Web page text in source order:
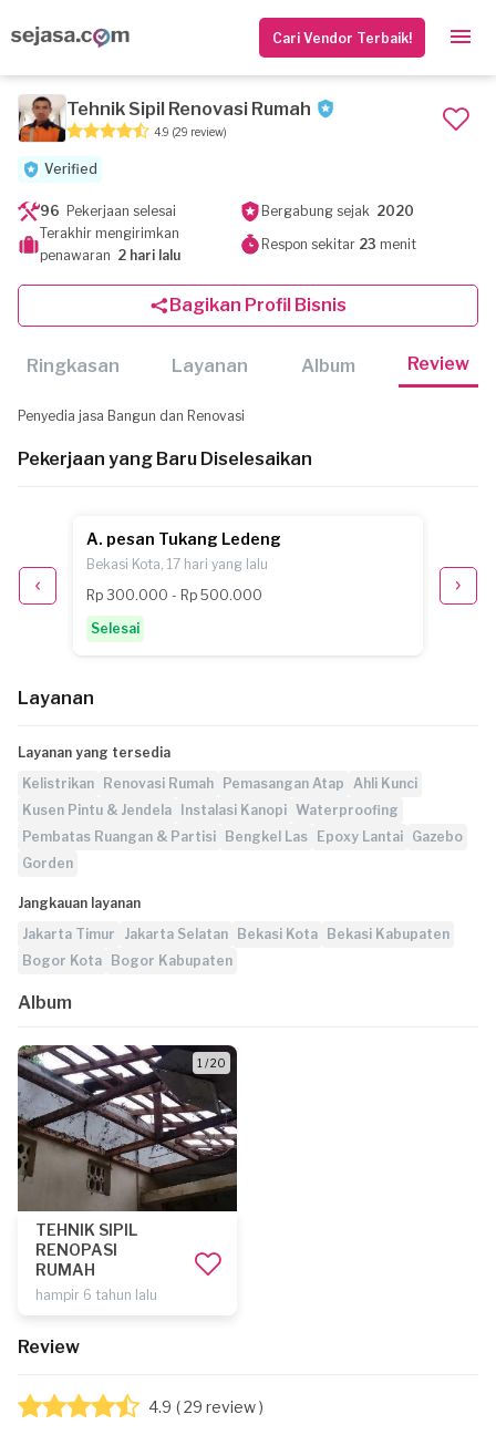
Cari Vendor Terbaik!
Tehnik Sipil Renovasi Rumah
4.9 (29 review)
Verified
96 Pekerjaan selesai Bergabung sejak 2020
Terakhir mengirimkan
penawaran 2 hari lalu
Respon sekitar 23 menit
Bagikan Profil Bisnis
Ringkasan Layanan Album Review
Penyedia jasa Bangun dan Renovasi
Pekerjaan yang Baru Diselesaikan
A. pesan Tukang Ledeng
Bekasi Kota, 17 hari yang lalu
Rp 300.000 - Rp 500.000
Selesai
Bekasi
Layanan
Layanan yang tersedia
Kelistrikan
Renovasi Rumah Pemasangan Atap Ahli Kunci
Kusen Pintu & Jendela
Instalasi Kanopi Waterproofing
Pembatas Ruangan & Partisi
Bengkel Las Epoxy Lantai Gazebo
Gorden
Jangkauan layanan
Jakarta Timur
Jakarta Selatan Bekasi Kota
Bekasi Kabupaten
Bogor Kota
Bogor Kabupaten
Album
1 / 20
TEHNIK SIPIL
RENOPASI
RUMAH
hampir 6 tahun lalu
Review
4.9 ( 29 review )